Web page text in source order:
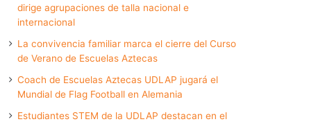
dirige agrupaciones de talla nacional e
internacional
La convivencia familiar marca el cierre del Curso
de Verano de Escuelas Aztecas
Coach de Escuelas Aztecas UDLAP jugará el
Mundial de Flag Football en Alemania
Estudiantes STEM de la UDLAP destacan en el